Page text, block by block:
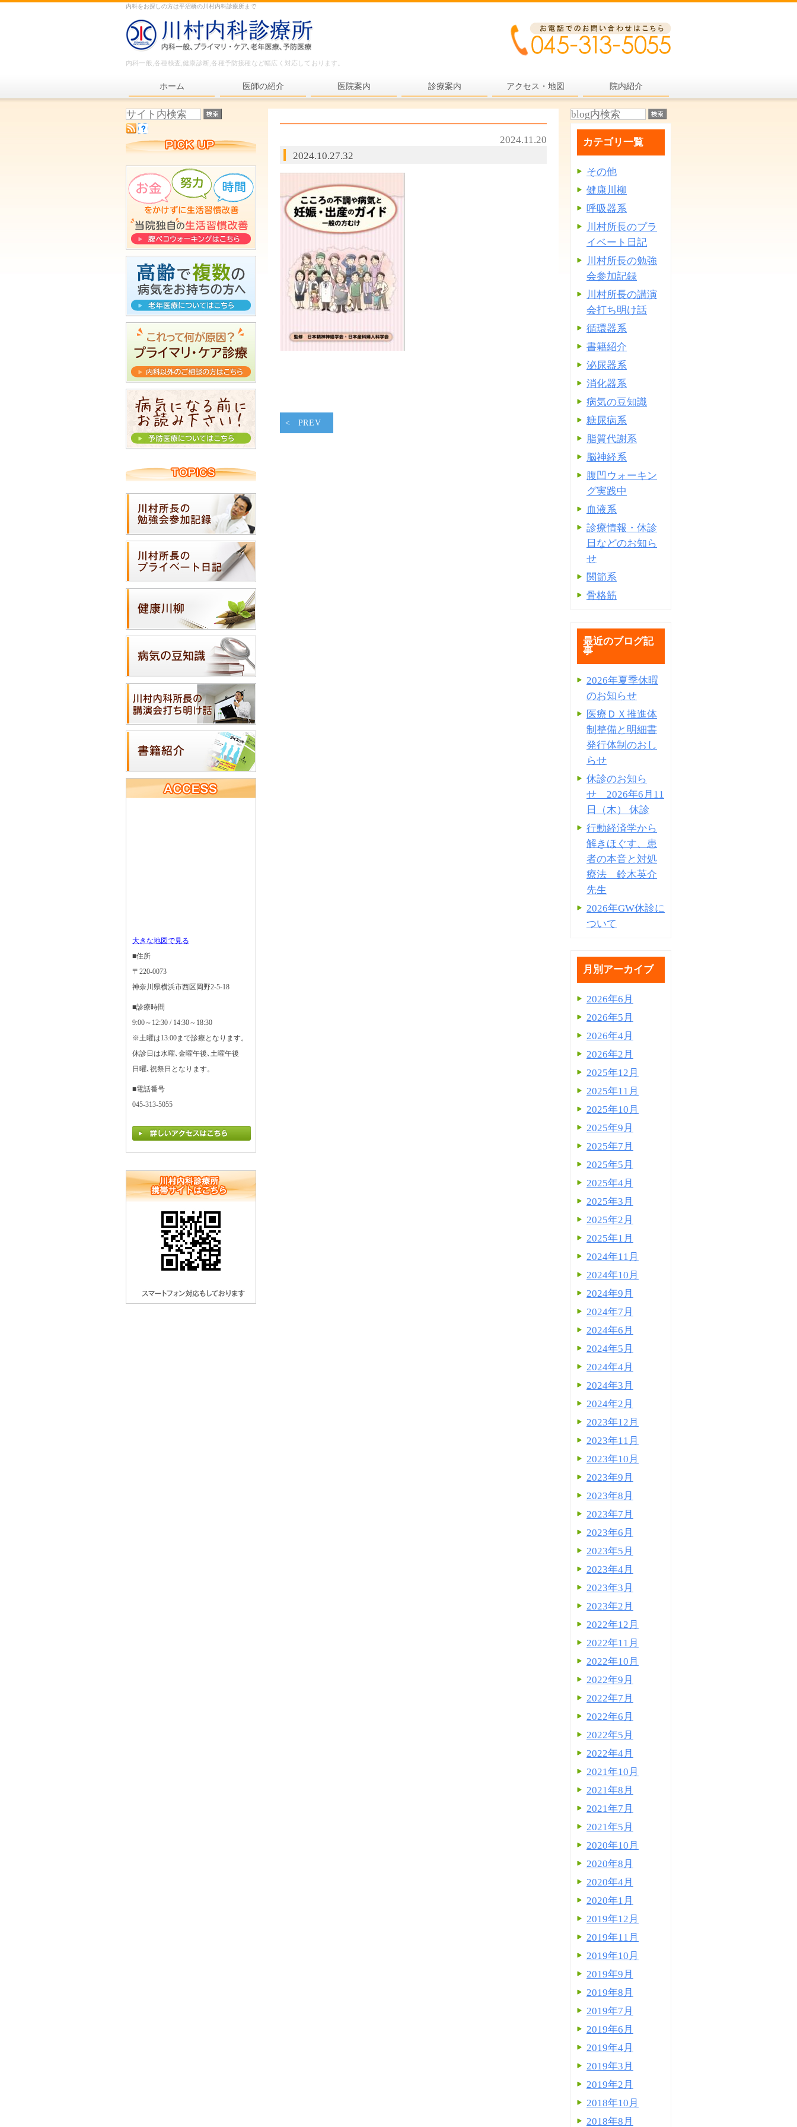
内科をお探しの方は平沼橋の川村内科診療所まで
内科一般,各種検査,健康診断,各種予防接種など幅広く対応しております。
ホーム 医師の紹介 医院案内 診療案内
内科一般
プライマリ・ケア
アクセス・地図 院内紹介
2024.11.20
2024.10.27.32
PREV
カテゴリ一覧
その他
健康川柳
呼吸器系
川村所長のプラ
イベート日記
川村所長の勉強
会参加記録
川村所長の講演
会打ち明け話
循環器系
書籍紹介
泌尿器系
消化器系
病気の豆知識
糖尿病系
脂質代謝系
脳神経系
腹凹ウォーキン
グ実践中
血液系
診療情報・休診
日などのお知ら
せ
関節系
骨格筋
最近のブログ記
事
2026年夏季休暇
のお知らせ
医療ＤＸ推進体
制整備と明細書
発⾏体制のおし
らせ
休診のお知ら
せ 2026年6月11
日（木） 休診
行動経済学から
解きほぐす、患
者の本音と対処
療法 鈴木英介
先生
2026年GW休診に
ついて
月別アーカイブ
2026年6月
2026年5月
2026年4月
2026年2月
2025年12月
2025年11月
2025年10月
2025年9月
2025年7月
2025年5月
2025年4月
2025年3月
2025年2月
2025年1月
2024年11月
2024年10月
2024年9月
2024年7月
2024年6月
2024年5月
2024年4月
2024年3月
2024年2月
2023年12月
2023年11月
2023年10月
2023年9月
2023年8月
2023年7月
2023年6月
2023年5月
2023年4月
2023年3月
2023年2月
2022年12月
2022年11月
2022年10月
2022年9月
2022年7月
2022年6月
2022年5月
2022年4月
2021年10月
2021年8月
2021年7月
2021年5月
2020年10月
2020年8月
2020年4月
2020年1月
2019年12月
2019年11月
2019年10月
2019年9月
2019年8月
2019年7月
2019年6月
2019年4月
2019年3月
2019年2月
2018年10月
2018年8月
大きな地図で見る
■住所
〒220-0073
神奈川県横浜市西区岡野2-5-18
■診療時間
9:00～12:30 / 14:30～18:30
※土曜は13:00まで診療となります。
休診日は水曜､金曜午後､土曜午後
日曜､祝祭日となります。
■電話番号
045-313-5055